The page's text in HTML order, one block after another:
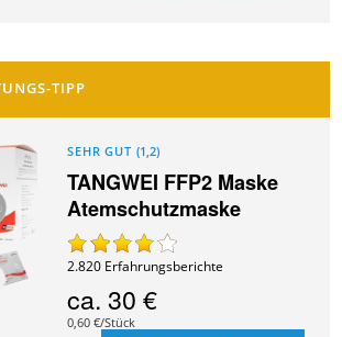
SEHR GUT (1,2)
TANGWEI FFP2 Maske
Atemschutzmaske
2.820 Erfahrungsberichte
ca.30 €
0,60 €/Stück